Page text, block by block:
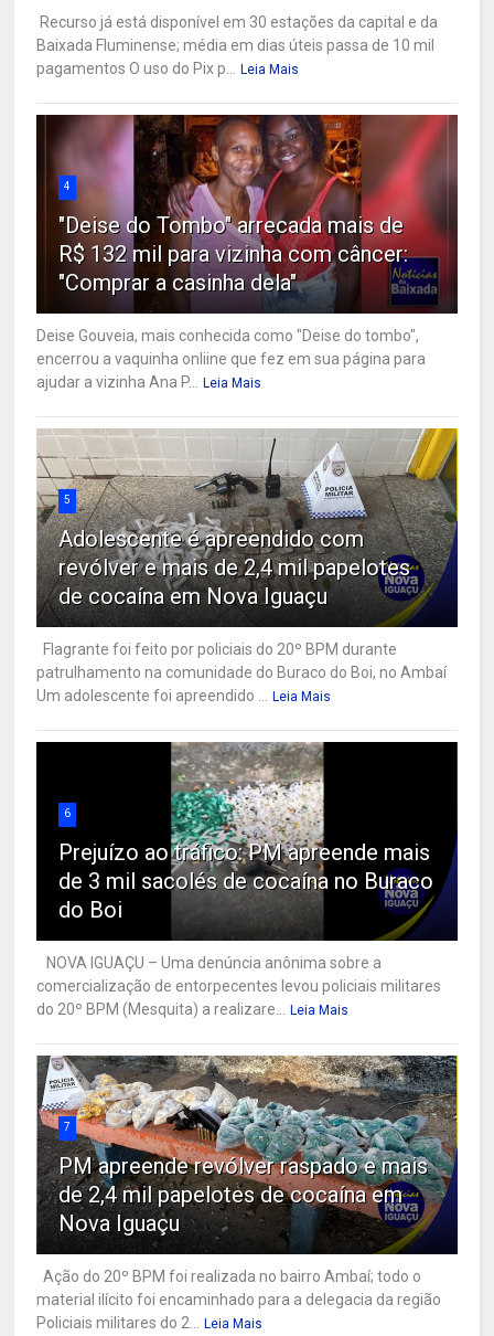
Recurso já está disponível em 30 estações da capital e da
Baixada Fluminense; média em dias úteis passa de 10 mil
pagamentos O uso do Pix p... Leia Mais
4
"Deise do Tombo" arrecada mais de
R$ 132 mil para vizinha com câncer:
"Comprar a casinha dela"
Deise Gouveia, mais conhecida como "Deise do tombo",
encerrou a vaquinha onliine que fez em sua página para
ajudar a vizinha Ana P... Leia Mais
5
Adolescente é apreendido com
revólver e mais de 2,4 mil papelotes
de cocaína em Nova Iguaçu
Flagrante foi feito por policiais do 20º BPM durante
patrulhamento na comunidade do Buraco do Boi, no Ambaí
Um adolescente foi apreendido ... Leia Mais
6
Prejuízo ao tráfico: PM apreende mais
de 3 mil sacolés de cocaína no Buraco
do Boi
NOVA IGUAÇU – Uma denúncia anônima sobre a
comercialização de entorpecentes levou policiais militares
do 20º BPM (Mesquita) a realizare... Leia Mais
7
PM apreende revólver raspado e mais
de 2,4 mil papelotes de cocaína em
Nova Iguaçu
Ação do 20º BPM foi realizada no bairro Ambaí; todo o
material ilícito foi encaminhado para a delegacia da região
Policiais militares do 2... Leia Mais